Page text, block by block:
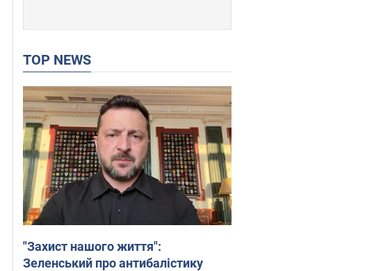
TOP NEWS
"Захист нашого життя":
Зеленський про антибалістику